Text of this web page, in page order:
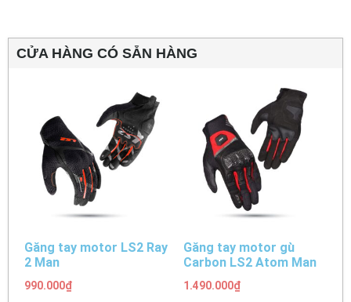
CỬA HÀNG CÓ SẴN HÀNG
Găng tay motor LS2 Ray
2 Man
990.000₫
Găng tay motor gù
Carbon LS2 Atom Man
1.490.000₫